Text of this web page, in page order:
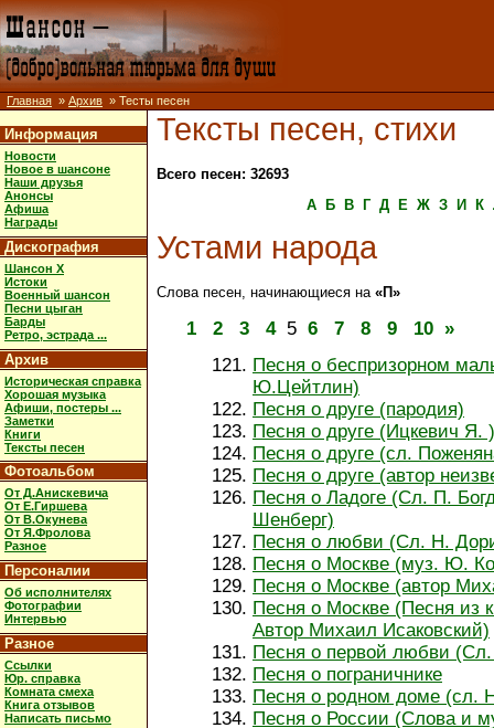
Главная » Архив » Тесты песен
Информация
Новости
Новое в шансоне
Наши друзья
Анонсы
Афиша
Награды
Дискография
Шансон X
Истоки
Военный шансон
Песни цыган
Барды
Ретро, эстрада ...
Архив
Историческая справка
Хорошая музыка
Афиши, постеры ...
Заметки
Книги
Тексты песен
Фотоальбом
От Д.Анискевича
От Е.Гиршева
От В.Окунева
От Я.Фролова
Разное
Персоналии
Об исполнителях
Фотографии
Интервью
Разное
Ссылки
Юр. справка
Комната смеха
Книга отзывов
Написать письмо
Тексты песен, стихи
Всего песен: 32693
А
Б В Г Д Е Ж З И К
Устами народа
Слова песен, начинающиеся на «П»
1 2 3 45 6 7 8 9 10 »
Песня о беспризорном
Ю.Цейтлин)
Песня о друге (пародия)
Песня о друге (Ицкевич Я. )
Песня о друге (сл.
Песня о друге (автор
Песня о Ладоге (Сл. П.
Шенберг)
Песня о любви (Сл. Н.
Песня о Москве (муз. Ю.
Песня о Москве (автор
Песня о Москве (Песня из
Автор Михаил Исаковский)
Песня о первой любви
Песня о пограничнике
Песня о родном доме (сл.
Песня о России (Слова и